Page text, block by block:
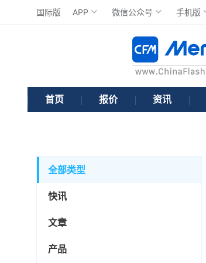
国际版 APP 微信公众号 手机版
首页 报价 资讯
全部类型
快讯
文章
产品